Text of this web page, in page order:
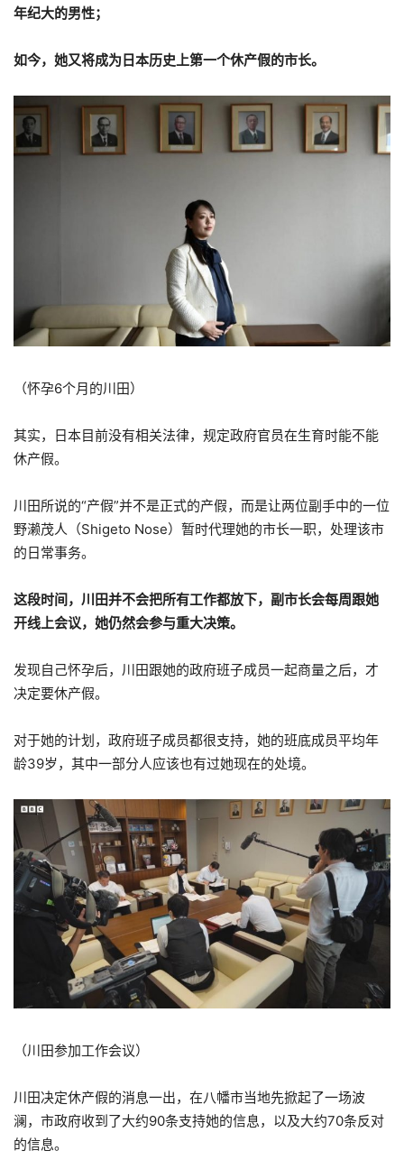
年纪大的男性；
如今，她又将成为日本历史上第一个休产假的市长。
（怀孕6个月的川田）
其实，日本目前没有相关法律，规定政府官员在生育时能不能
休产假。
川田所说的“产假”并不是正式的产假，而是让两位副手中的一位
野濑茂人（Shigeto Nose）暂时代理她的市长一职，处理该市
的日常事务。
这段时间，川田并不会把所有工作都放下，副市长会每周跟她
开线上会议，她仍然会参与重大决策。
发现自己怀孕后，川田跟她的政府班子成员一起商量之后，才
决定要休产假。
对于她的计划，政府班子成员都很支持，她的班底成员平均年
龄39岁，其中一部分人应该也有过她现在的处境。
（川田参加工作会议）
川田决定休产假的消息一出，在八幡市当地先掀起了一场波
澜，市政府收到了大约90条支持她的信息，以及大约70条反对
的信息。